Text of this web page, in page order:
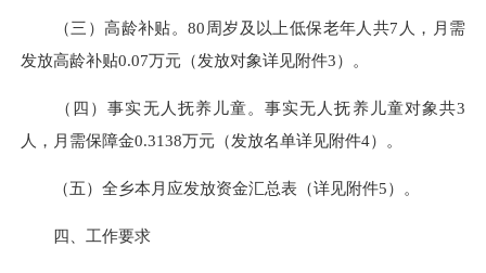
（三）高龄补贴。80周岁及以上低保老年人共7人，月需
发放高龄补贴0.07万元（发放对象详见附件3）。
（四）事实无人抚养儿童。事实无人抚养儿童对象共3
人，月需保障金0.3138万元（发放名单详见附件4）。
（五）全乡本月应发放资金汇总表（详见附件5）。
四、工作要求